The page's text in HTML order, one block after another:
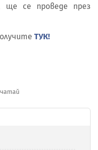
ще се проведе през
ТУК!